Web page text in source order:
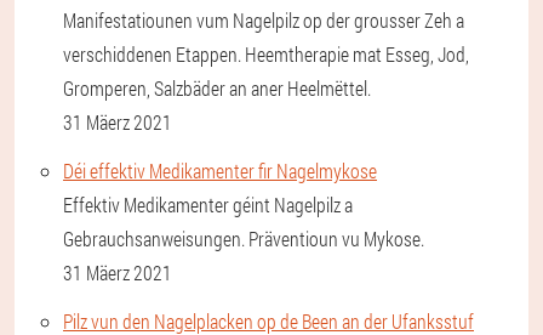
Manifestatiounen vum Nagelpilz op der grousser Zeh a
verschiddenen Etappen. Heemtherapie mat Esseg, Jod,
Gromperen, Salzbäder an aner Heelmëttel.
31 Mäerz 2021
Déi effektiv Medikamenter fir Nagelmykose
Effektiv Medikamenter géint Nagelpilz a
Gebrauchsanweisungen. Präventioun vu Mykose.
31 Mäerz 2021
Pilz vun den Nagelplacken op de Been an der Ufanksstuf